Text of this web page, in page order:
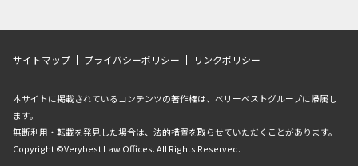
サイトマップ プライバシーポリシー リンクポリシー
本サイトに掲載されているコンテンツの著作権は、ベリーベストグループに帰属し
ます。
無断利用・転載を発見した場合は、法的措置を取らせていただくことがあります。
Copyright ©Verybest Law Offices. All Rights Reserved.